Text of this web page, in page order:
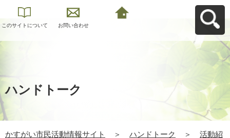
このサイトについて お問い合わせ
ハンドトーク
かすがい市民活動情報サイト ＞ ハンドトーク ＞
活動紹